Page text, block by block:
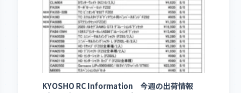
KYOSHO RC Information 今週の出荷情報